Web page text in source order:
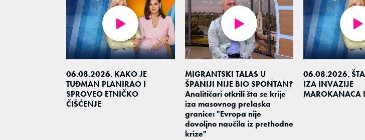
06.08.2026. KAKO JE
TUĐMAN PLANIRAO I
SPROVEO ETNIČKO
ČIŠĆENJE
MIGRANTSKI TALAS U
ŠPANIJI NIJE BIO SPONTAN?
Analitičari otkrili šta se krije
iza masovnog prelaska
granice: "Evropa nije
dovoljno naučila iz prethodne
krize"
06.08.2026. ŠTA
IZA INVAZIJE
MAROKANACA